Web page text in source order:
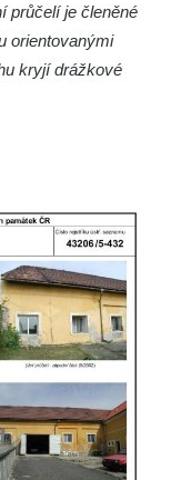
průčelí je členěné
orientovanými
kryjí drážkové